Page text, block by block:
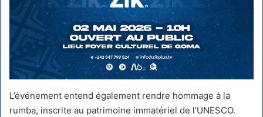
L’événement entend également rendre hommage à la
rumba, inscrite au patrimoine immatériel de l’UNESCO.